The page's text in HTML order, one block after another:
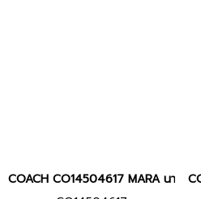
COACH CO14504617 MARA นาฬิก